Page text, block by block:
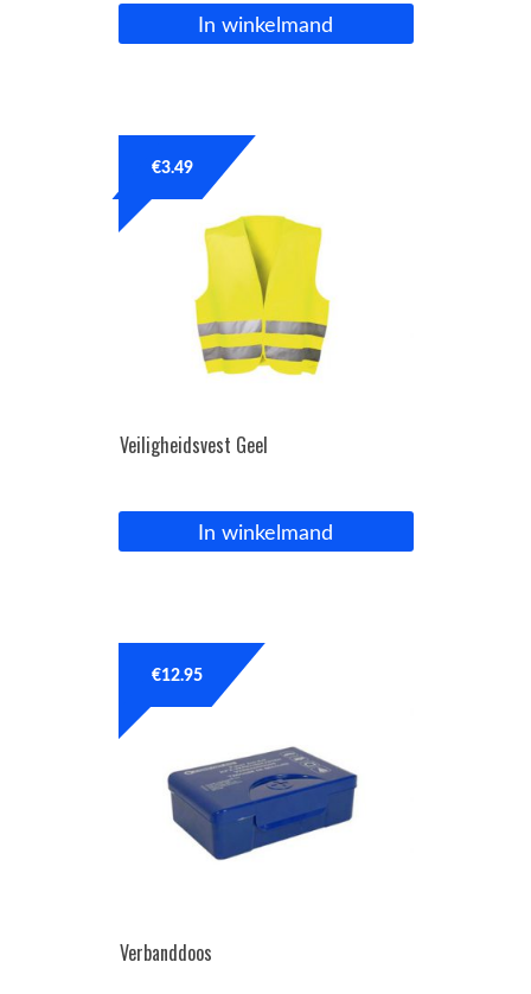
In winkelmand
Veiligheidsvest Geel
€3.49
In winkelmand
Verbanddoos
€12.95